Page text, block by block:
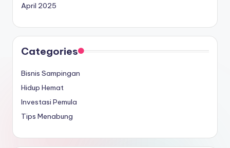
April 2025
Categories
Bisnis Sampingan
Hidup Hemat
Investasi Pemula
Tips Menabung